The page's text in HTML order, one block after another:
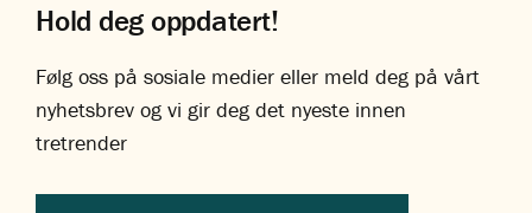
Hold deg oppdatert!
Følg oss på sosiale medier eller meld deg på vårt
nyhetsbrev og vi gir deg det nyeste innen
tretrender